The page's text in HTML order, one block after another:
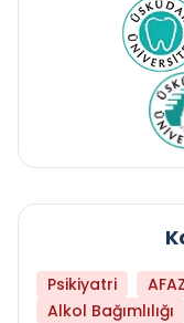
Psikiyatri
Alkol Bağımlılığı